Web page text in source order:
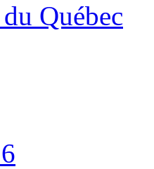
Québec